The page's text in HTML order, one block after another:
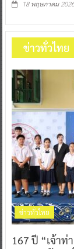
18 พฤษภาคม 2026
ข่าวทั่วไทย
ข่าวทั่วไทย
167 ปี “เจ้า